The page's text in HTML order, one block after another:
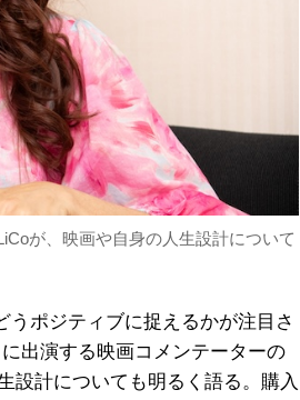
が、映画や自身の人生設計について
うポジティブに捉えるかが注目さ
出演する映画コメンテーターの
設計についても明るく語る。購入